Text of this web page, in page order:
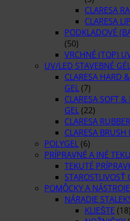
CLARESA
CLARESA
PODKLADOVÉ
(50)
VRCHNÉ (TOP)
UV/LED STAVEBNÉ
CLARESA HARD
GEL (7)
CLARESA SOFT
GEL (22)
CLARESA
CLARESA
POLYGEL (6)
PRÍPRAVNÉ A INÉ
TEKUTÉ
STAROSTLIVOSŤ
POMÔCKY A NÁSTROJE
NÁRADIE
KLIEŠTE (18)